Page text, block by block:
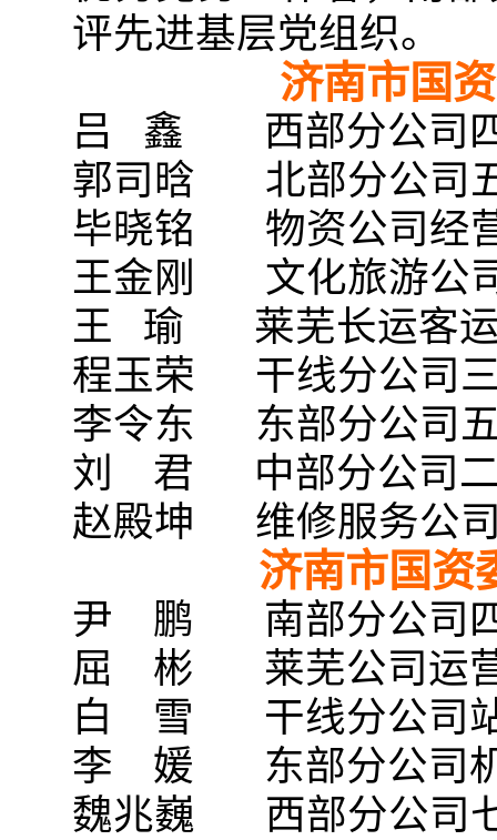
评先进基层党组织。
济南市国
吕 鑫 西部分公司四
郭司晗 北部分公司
毕晓铭 物资公司经
王金刚 文化旅游公
王 瑜 莱芜长运客运
程玉荣 干线分公司
李令东 东部分公司
刘 君 中部分公司二
赵殿坤 维修服务公司
济南市国资
尹 鹏 南部分公司四
屈 彬 莱芜公司运营
白 雪 干线分公司站
李 媛 东部分公司机
魏兆巍 西部分公司